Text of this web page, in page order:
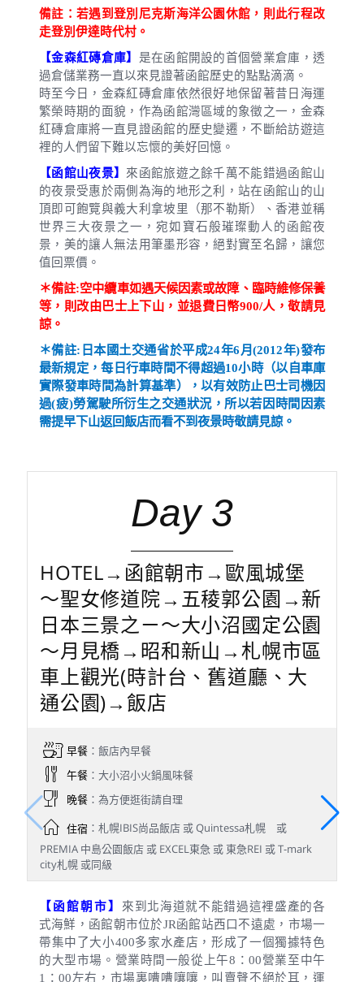
備註：若遇到登別尼克斯海洋公園休館，則此行程改
走登別伊達時代村。
【金森紅磚倉庫】 是在函館開設的首個營業倉庫，透
過倉儲業務一直以來見證著函館歷史的點點滴滴。
時至今日，金森紅磚倉庫依然很好地保留著昔日海運
繁榮時期的面貌，作為函館灣區域的象徵之一，金森
紅磚倉庫將一直見證函館的歷史變遷，不斷給訪遊這
裡的人們留下難以忘懷的美好回憶。
【函館山夜景】 來函館旅遊之餘千萬不能錯過函館山
的夜景受惠於兩側為海的地形之利，站在函館山的山
頂即可飽覽與義大利拿坡里（那不勒斯）、香港並稱
世界三大夜景之一，宛如寶石般璀璨動人的函館夜
景，美的讓人無法用筆墨形容，絕對實至名歸，讓您
值回票價。
＊備註:空中纜車如遇天候因素或故障、臨時維修保養
等，則改由巴士上下山，並退費日幣900/人，敬請見
諒。
＊備註: 日本國土交通省於平成24年6 月(2012年)發布
最新規定，每日行車時間不得超過10小時（以自車庫
實際發車時間為計算基準）
，以有效防止巴士司機因
過(疲)勞駕駛所衍生之交通狀況，所以若因時間因素
需提早下山返回飯店而看不到夜景時敬請見諒。
Day 3
HOTEL→函館朝市→歐風城堡
～聖女修道院→五稜郭公園→新
日本三景之ㄧ～大小沼國定公園
～月見橋→昭和新山→札幌市區
車上觀光(時計台、舊道廳、大
通公園)→飯店
早餐：飯店內早餐
午餐：大小沼小火鍋風味餐
晚餐：為方便逛街請自理
住宿：札幌IBIS尚品飯店 或 Quintessa札幌 或
PREMIA 中島公園飯店 或 EXCEL東急 或 東急REI 或 T-mark
city札幌 或同級
【函館朝市】 來到北海道就不能錯過這裡盛產的各
式海鮮，函館朝市位於JR函館站西口不遠處，市場一
帶集中了大小400多家水產店，形成了一個獨據特色
的大型市場。營業時間一般從上午8 ：00營業至中午
1
：00左右，市場裏嘈嘈嚷嚷，叫賣聲不絕於耳，運